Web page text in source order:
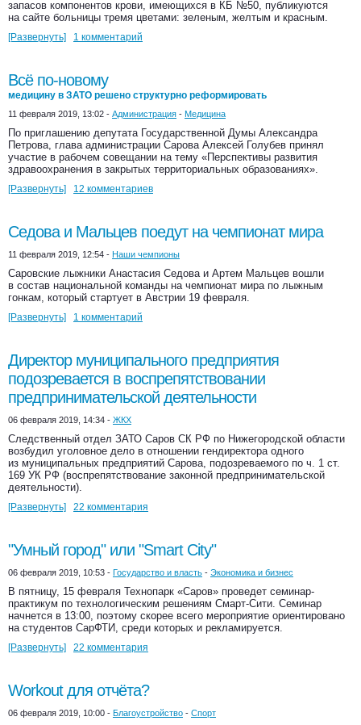
запасов компонентов крови, имеющихся в КБ №50, публикуются
на сайте больницы тремя цветами: зеленым, желтым и красным.
[Развернуть] 1 комментарий
Всё по-новому
медицину в ЗАТО решено структурно реформировать
11 февраля 2019, 13:02 - Администрация - Медицина
По приглашению депутата Государственной Думы Александра
Петрова, глава администрации Сарова Алексей Голубев принял
участие в рабочем совещании на тему «Перспективы развития
здравоохранения в закрытых территориальных образованиях».
[Развернуть] 12 комментариев
Седова и Мальцев поедут на чемпионат мира
11 февраля 2019, 12:54 - Наши чемпионы
Саровские лыжники Анастасия Седова и Артем Мальцев вошли
в состав национальной команды на чемпионат мира по лыжным
гонкам, который стартует в Австрии 19 февраля.
[Развернуть] 1 комментарий
Директор муниципального предприятия
подозревается в воспрепятствовании
предпринимательской деятельности
06 февраля 2019, 14:34 - ЖКХ
Следственный отдел ЗАТО Саров СК РФ по Нижегородской области
возбудил уголовное дело в отношении гендиректора одного
из муниципальных предприятий Сарова, подозреваемого по ч. 1 ст.
169 УК РФ (воспрепятствование законной предпринимательской
деятельности).
[Развернуть] 22 комментария
"Умный город" или "Smart City"
06 февраля 2019, 10:53 - Государство и власть - Экономика и бизнес
В пятницу, 15 февраля Технопарк «Саров» проведет семинар-
практикум по технологическим решениям Смарт-Сити. Семинар
начнется в 13:00, поэтому скорее всего мероприятие ориентировано
на студентов СарФТИ, среди которых и рекламируется.
[Развернуть] 22 комментария
Workout для отчёта?
06 февраля 2019, 10:00 - Благоустройство - Спорт